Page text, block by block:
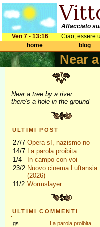
Affacciato
Ven 7 - 13:16
Ciao, essere
home
blog
Near
Near a tree by a river
there's a hole in the ground
ULTIMI POST
27/7 Opera sì, nazismo no
14/7 La parola proibita
1/4
In campo con voi
23/2 Nuovo cinema Luftansia
(2026)
11/2 Wormslayer
ULTIMI COMMENTI
gs
La parola proibita